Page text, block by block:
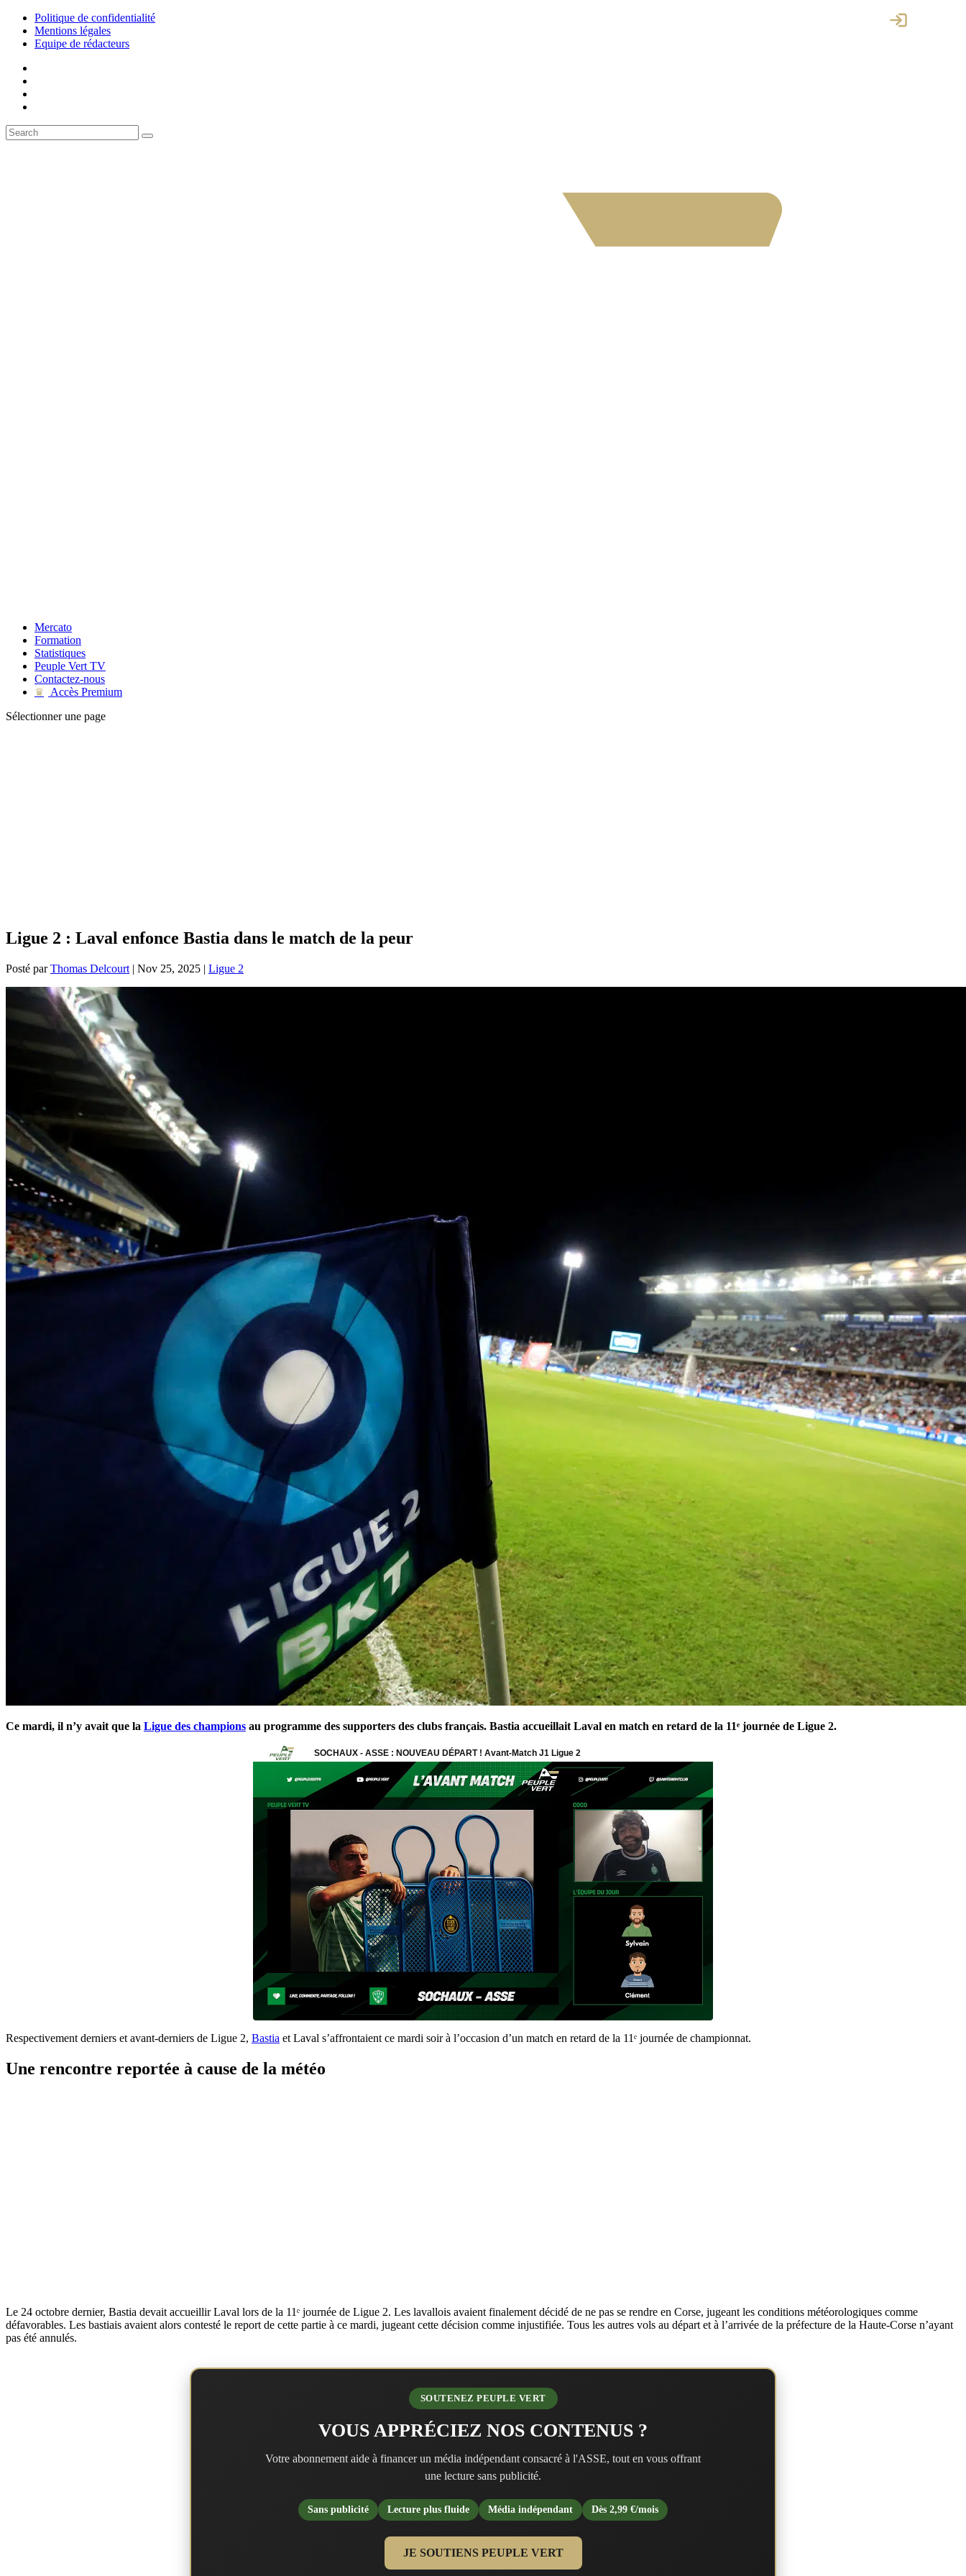
Politique de confidentialité
Mentions légales
Equipe de rédacteurs
Mercato
Formation
Statistiques
Peuple Vert TV
Contactez-nous
♛
Accès Premium
Sélectionner une page
Ligue 2 : Laval enfonce Bastia dans le match de la peur
Posté parThomas Delcourt | Nov 25, 2025 | Ligue 2
Ce mardi, il n’y avait que la Ligue des champions au programme des supporters des clubs français. Bastia accueillait Laval en match en retard de la 11ᵉ journée de Ligue 2.
Respectivement derniers et avant-derniers de Ligue 2, Bastia et Laval s’affrontaient ce mardi soir à l’occasion d’un match en retard de la 11ᵉ journée de championnat.
Une rencontre reportée à cause de la météo
Le 24 octobre dernier, Bastia devait accueillir Laval lors de la 11ᵉ journée de Ligue 2. Les lavallois avaient finalement décidé de ne pas se rendre en Corse, jugeant les conditions météorologiques comme
défavorables. Les bastiais avaient alors contesté le report de cette partie à ce mardi, jugeant cette décision comme injustifiée. Tous les autres vols au départ et à l’arrivée de la préfecture de la Haute-Corse n’ayant
pas été annulés.
SOUTENEZ PEUPLE VERT
VOUS APPRÉCIEZ NOS CONTENUS ?
Votre abonnement aide à financer un média indépendant consacré à l'ASSE, tout en vous offrant
une lecture sans publicité.
Sans publicité Lecture plus fluide Média indépendant Dès 2,99 €/mois
JE SOUTIENS PEUPLE VERT